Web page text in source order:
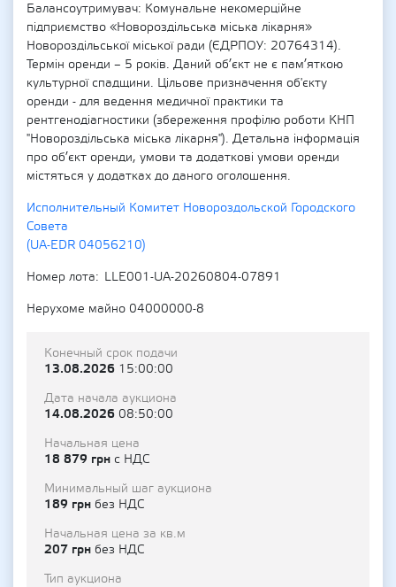
Балансоутримувач: Комунальне некомерційне
підприємство «Новороздільська міська лікарня»
Новороздільської міської ради (ЄДРПОУ: 20764314).
Термін оренди – 5 років. Даний об’єкт не є пам’яткою
культурної спадщини. Цільове призначення об'єкту
оренди - для ведення медичної практики та
рентгенодіагностики (збереження профілю роботи КНП
"Новороздільська міська лікарня"). Детальна інформація
про об’єкт оренди, умови та додаткові умови оренди
містяться у додатках до даного оголошення.
Исполнительный Комитет Новороздольской Городского
Совета
(UA-EDR 04056210)
Номер лота
LLE001-UA-20260804-07891
Нерухоме майно 04000000-8
Конечный срок подачи
13.08.2026 15:00:00
Дата начала аукциона
14.08.2026 08:50:00
Начальная цена
18 879 грн с НДС
Минимальный шаг аукциона
189 грн без НДС
Начальная цена за кв.м
207 грн без НДС
Тип аукциона